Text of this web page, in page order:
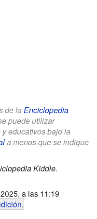
de la Enciclopedia
puede utilizar
educativos bajo la
a menos que se indique
Kiddle.
a las 11:19
.